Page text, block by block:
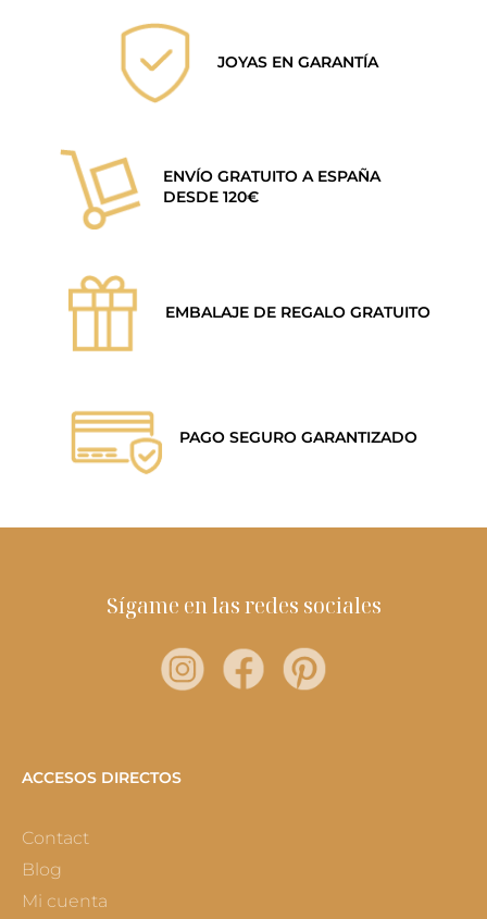
JOYAS EN GARANTÍA
ENVÍO GRATUITO A ESPAÑA
DESDE 120€
EMBALAJE DE REGALO GRATUITO
PAGO SEGURO GARANTIZADO
Sígame en las redes sociales
ACCESOS DIRECTOS
Contact
Blog
Mi cuenta